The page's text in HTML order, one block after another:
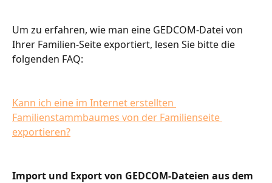
Um zu erfahren, wie man eine GEDCOM-Datei von
Ihrer Familien-Seite exportiert, lesen Sie bitte die
folgenden FAQ:
Kann ich eine im Internet erstellten
Familienstammbaumes von der Familienseite
exportieren?
Import und Export von GEDCOM-Dateien aus dem